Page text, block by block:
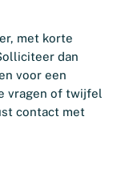
met korte
dan
voor een
vragen of twijfel
contact met